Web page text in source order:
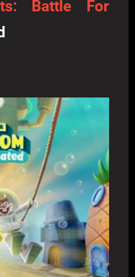
Battle For